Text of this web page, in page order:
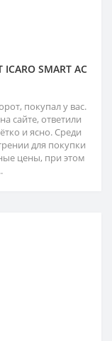
SMART AC
покупал у вас.
сайте, ответили
и ясно. Среди
для покупки
цены, при этом